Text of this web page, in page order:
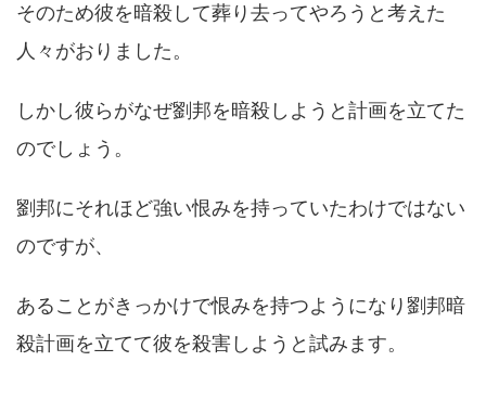
そのため彼を暗殺して葬り去ってやろうと考えた
人々がおりました。
しかし彼らがなぜ劉邦を暗殺しようと計画を立てた
のでしょう。
劉邦にそれほど強い恨みを持っていたわけではない
のですが、
あることがきっかけで恨みを持つようになり劉邦暗
殺計画を立てて彼を殺害しようと試みます。